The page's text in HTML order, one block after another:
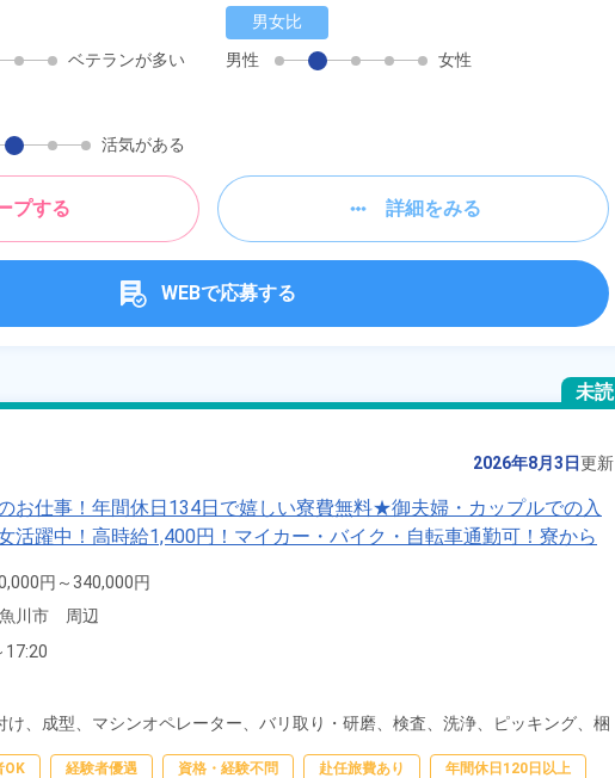
ベテランが多い
男女比
男性
女性
活気がある
プする 詳細をみる
WEBで応募する
未読
2026年8月3日更新
お仕事！年間休日134日で嬉しい寮費無料★御夫婦・カップルでの入
活躍中！高時給1,400円！マイカー・バイク・自転車通勤可！寮から
登用制度あり！《新潟県糸魚川市》
円～340,000円
円～1,400円
川市　周辺
17:20
、 成型、 マシンオペレーター、 バリ取り・研磨、 検査、 洗浄、 ピッキング、 梱
OK 経験者優遇 資格・経験不問 赴任旅費あり 年間休日120日以上